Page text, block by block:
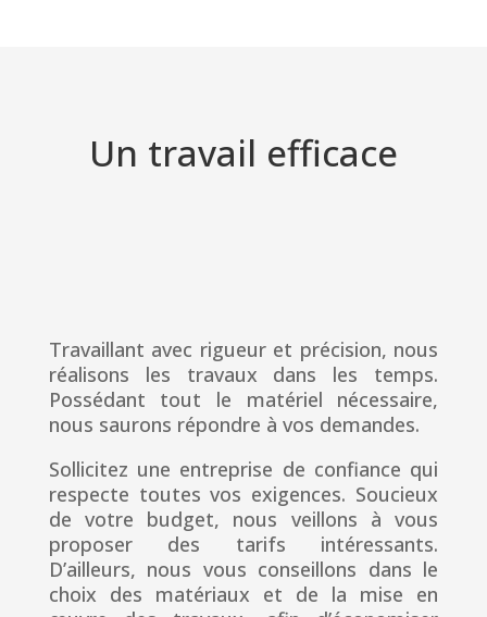
En savoir +
Un travail efficace
Travaillant avec rigueur et précision, nous
réalisons les travaux dans les temps.
Possédant tout le matériel nécessaire,
nous saurons répondre à vos demandes.
Sollicitez une entreprise de confiance qui
respecte toutes vos exigences. Soucieux
de votre budget, nous veillons à vous
proposer des tarifs intéressants.
D’ailleurs, nous vous conseillons dans le
choix des matériaux et de la mise en